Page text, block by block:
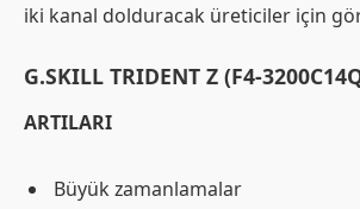
iki kanal dolduracak üreticiler için
G.SKILL TRIDENT Z (F4-
ARTILARI
Büyük zamanlamalar